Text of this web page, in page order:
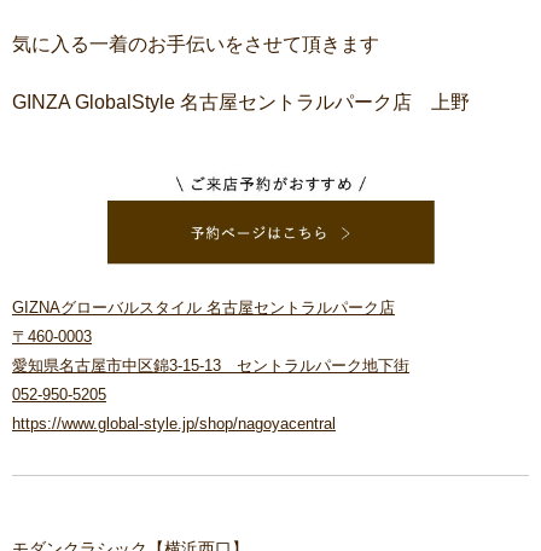
気に入る一着のお手伝いをさせて頂きます
GINZA GlobalStyle 名古屋セントラルパーク店 上野
GIZNAグローバルスタイル 名古屋セントラルパーク店
〒460-0003
愛知県名古屋市中区錦3-15-13 セントラルパーク地下街
052-950-5205
https://www.global-style.jp/shop/nagoyacentral